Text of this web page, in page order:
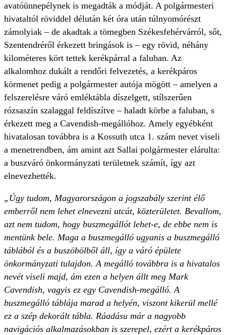
avatóünnepélynek is megadták a módját. A polgármesteri
hivataltól röviddel délután két óra után túlnyomórészt
zámolyiak – de akadtak a tömegben Székesfehérvárról, sőt,
Szentendréről érkezett bringások is – egy rövid, néhány
kilométeres kört tettek kerékpárral a faluban. Az
alkalomhoz dukált a rendőri felvezetés, a kerékpáros
körmenet pedig a polgármester autója mögött – amelyen a
felszerelésre váró emléktábla díszelgett, stílszerűen
rózsaszín szalaggal feldíszítve – haladt körbe a faluban, s
érkezett meg a Cavendish-megállóhoz. Amely egyébként
hivatalosan továbbra is a Kossuth utca 1. szám nevet viseli
a menetrendben, ám amint azt Sallai polgármester elárulta:
a buszváró önkormányzati területnek számít, így azt
elnevezhették.
„Úgy tudom, Magyarországon a jogszabály szerint élő
emberről nem lehet elnevezni utcát, közterületet. Bevallom,
azt nem tudom, hogy buszmegállót lehet-e, de ebbe nem is
mentünk bele. Maga a buszmegálló ugyanis a buszmegálló
táblából és a buszöbölből áll, így a váró épülete
önkormányzati tulajdon. A megálló továbbra is a hivatalos
nevét viseli majd, ám ezen a helyen állt meg Mark
Cavendish, vagyis ez egy Cavendish-megálló. A
buszmegálló táblája marad a helyén, viszont kikerül mellé
ez a szép dekorált tábla. Ráadásu már a nagyobb
navigációs alkalmazásokban is szerepel, ezért a kerékpáros